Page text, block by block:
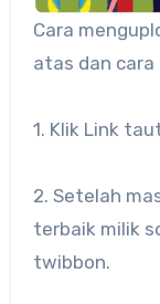
Cara
atas dan cara
1. Klik Link
2. Setelah
terbaik milik
twibbon.